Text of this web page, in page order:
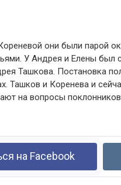
они были парой
У Андрея и Елены был
Ташкова. Постановка
Ташков и Коренева и
на вопросы
на Facebook